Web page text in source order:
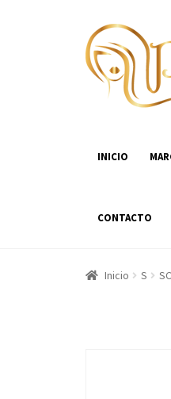
Ir
a
la
navegación
Ir
al
contenido
INICIO
CONTACTO
Inicio S